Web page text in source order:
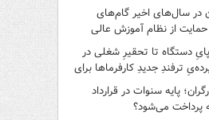
در سال‌های اخیر گام‌های
از نظام آموزش عالی
دستگاه تا تحقیرِ شغلی در
ترفندِ جدیدِ کارفرماها برای
پایه سنوات در قرارداد
پرداخت می‌شود؟